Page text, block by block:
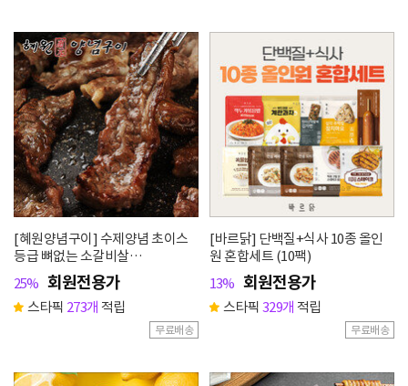
[혜원양념구이] 수제양념 초이스
등급 뼈없는 소갈비살
1kg(500g+500g)
25% 회원전용가
스타픽 273개 적립
무료배송
[바르닭] 단백질+식사 10종 올인
원 혼합세트 (10팩)
13% 회원전용가
스타픽 329개 적립
무료배송